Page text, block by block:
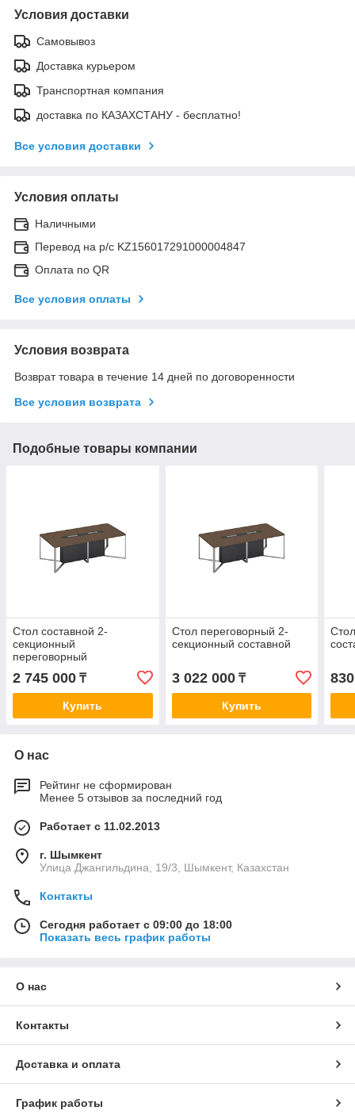
Условия доставки
Самовывоз
Доставка курьером
Транспортная компания
доставка по КАЗАХСТАНУ - бесплатно!
Все условия доставки
Условия оплаты
Наличными
Перевод на р/с KZ156017291000004847
Оплата по QR
Все условия оплаты
Условия возврата
Возврат товара в течение 14 дней по договоренности
Все условия возврата
Подобные товары компании
Стол составной 2-
секционный
переговорный
2 745 000 ₸
Купить
Стол переговорный 2-
секционный составной
3 022 000₸
Купить
О нас
Рейтинг не сформирован
Менее 5 отзывов за последний год
Работает с 11.02.2013
г. Шымкент
Улица Джангильдина, 19/3, Шымкент, Казахстан
Контакты
Сегодня работает с 09:00 до 18:00
Показать весь график работы
О нас
Контакты
Доставка и оплата
График работы